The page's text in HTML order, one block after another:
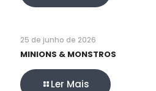
25 de junho de 2026
MINIONS & MONSTROS
Ler Mais